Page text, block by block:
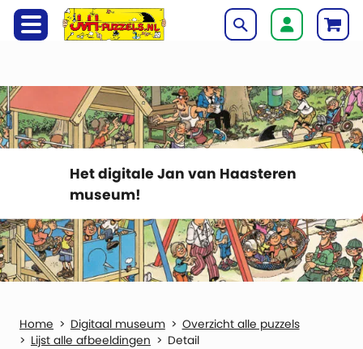
Het digitale Jan van Haasteren
museum!
Digitaal museum
Overzicht alle puzzels
Lijst alle afbeeldingen
Detail